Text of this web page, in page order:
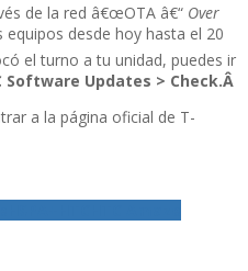
de la red â€œOTA â€“ Over
equipos desde hoy hasta el 20
el turno a tu unidad, puedes ir
Software Updates > Check.Â
a la página oficial de T-